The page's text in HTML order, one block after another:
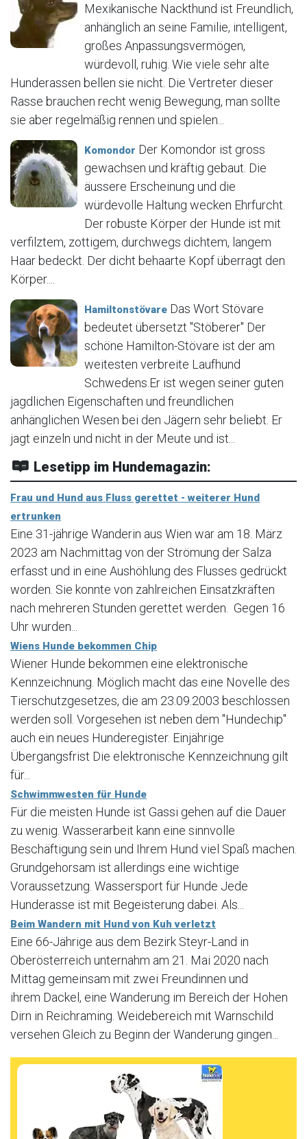
Mexikanische Nackthund ist Freundlich,
anhänglich an seine Familie, intelligent,
großes Anpassungsvermögen,
würdevoll, ruhig. Wie viele sehr alte
Hunderassen bellen sie nicht. Die Vertreter dieser
Rasse brauchen recht wenig Bewegung, man sollte
sie aber regelmäßig rennen und spielen...
Komondor Der Komondor ist gross
gewachsen und kräftig gebaut. Die
äussere Erscheinung und die
würdevolle Haltung wecken Ehrfurcht.
Der robuste Körper der Hunde ist mit
verfilztem, zottigem, durchwegs dichtem, langem
Haar bedeckt. Der dicht behaarte Kopf überragt den
Körper....
Hamiltonstövare Das Wort Stövare
bedeutet übersetzt "Stöberer" Der
schöne Hamilton-Stövare ist der am
weitesten verbreite Laufhund
Schwedens.Er ist wegen seiner guten
jagdlichen Eigenschaften und freundlichen
anhänglichen Wesen bei den Jägern sehr beliebt. Er
jagt einzeln und nicht in der Meute und ist...
Lesetipp im Hundemagazin:
Frau und Hund aus Fluss gerettet - weiterer Hund
ertrunken
Eine 31-jährige Wanderin aus Wien war am 18. März
2023 am Nachmittag von der Strömung der Salza
erfasst und in eine Aushöhlung des Flusses gedrückt
worden. Sie konnte von zahlreichen Einsatzkräften
nach mehreren Stunden gerettet werden. Gegen 16
Uhr wurden...
Wiens Hunde bekommen Chip
Wiener Hunde bekommen eine elektronische
Kennzeichnung. Möglich macht das eine Novelle des
Tierschutzgesetzes, die am 23.09.2003 beschlossen
werden soll. Vorgesehen ist neben dem "Hundechip"
auch ein neues Hunderegister. Einjährige
Übergangsfrist Die elektronische Kennzeichnung gilt
für...
Schwimmwesten für Hunde
Für die meisten Hunde ist Gassi gehen auf die Dauer
zu wenig. Wasserarbeit kann eine sinnvolle
Beschäftigung sein und Ihrem Hund viel Spaß machen.
Grundgehorsam ist allerdings eine wichtige
Voraussetzung. Wassersport für Hunde Jede
Hunderasse ist mit Begeisterung dabei. Als...
Beim Wandern mit Hund von Kuh verletzt
Eine 66-Jährige aus dem Bezirk Steyr-Land in
Oberösterreich unternahm am 21. Mai 2020 nach
Mittag gemeinsam mit zwei Freundinnen und
ihrem Dackel, eine Wanderung im Bereich der Hohen
Dirn in Reichraming. Weidebereich mit Warnschild
versehen Gleich zu Beginn der Wanderung gingen...